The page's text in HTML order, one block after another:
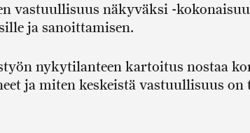
vastuullisuus näkyväksi -
ja sanoittamisen.
nykytilanteen kartoitus nostaa
ja miten keskeistä vastuullisuus on